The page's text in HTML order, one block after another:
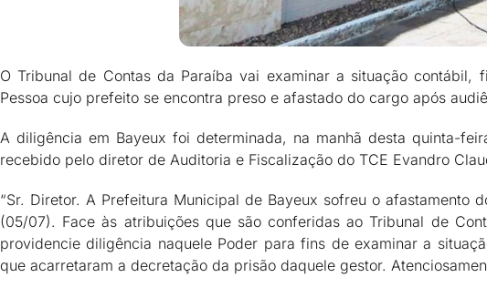
O Tribunal de Contas da Paraíba vai examinar a situação
Pessoa cujo prefeito se encontra preso e afastado do cargo após
A diligência em Bayeux foi determinada, na manhã desta quinta-
recebido pelo diretor de Auditoria e Fiscalização do TCE Evandro
“Sr. Diretor. A Prefeitura Municipal de Bayeux sofreu o
(05/07). Face às atribuições que são conferidas ao Tribunal de
providencie diligência naquele Poder para fins de examinar a
que acarretaram a decretação da prisão daquele gestor.